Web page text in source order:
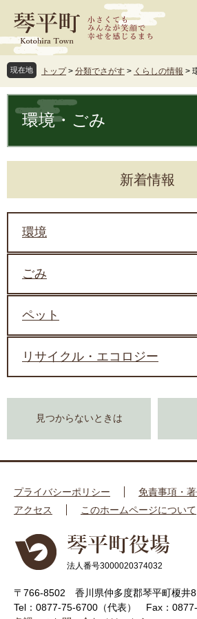
ジ
先
頭
で
ュ
を
飛
ば
現在地 トップ > 分類でさがす > くらしの情報 >
文 環境・ごみ
新着情報
環境
ごみ
ペット
リサイクル・エコロジー
見つからないときは
プライバシーポリシー
免責事項・
アクセス
このホームページについて
法人番号3000020374032
〒766-8502 香川県仲多度郡琴平町榎井
Tel：0877-75-6700（代表）
Fax：